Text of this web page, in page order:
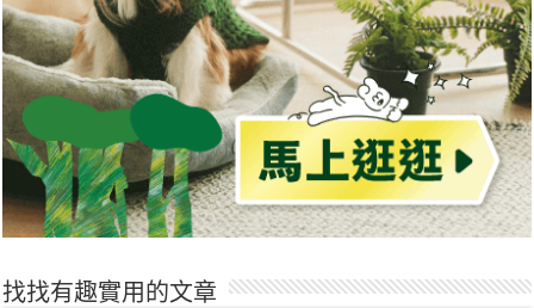
找找有趣實用的文章